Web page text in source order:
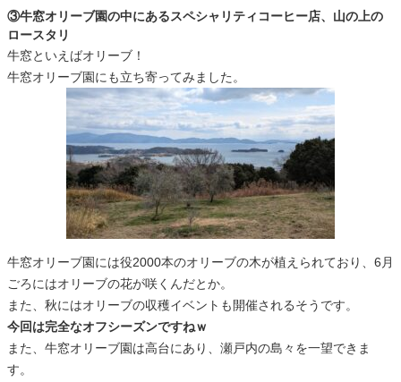
③牛窓オリーブ園の中にあるスペシャリティコーヒー店、山の上の
ロースタリ
牛窓といえばオリーブ！
牛窓オリーブ園にも立ち寄ってみました。
牛窓オリーブ園には役2000本のオリーブの木が植えられており、6月
ごろにはオリーブの花が咲くんだとか。
また、秋にはオリーブの収穫イベントも開催されるそうです。
今回は完全なオフシーズンですねｗ
また、牛窓オリーブ園は高台にあり、瀬戸内の島々を一望できま
す。